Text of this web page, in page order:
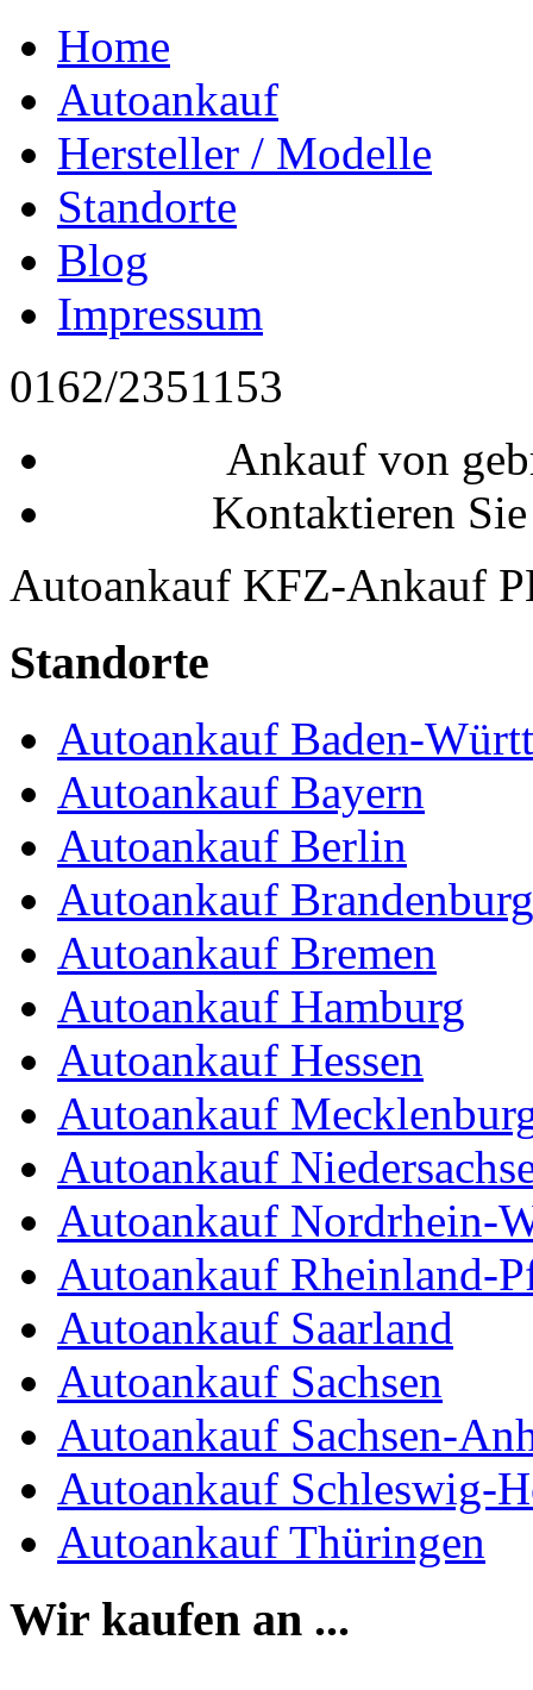
Home
Autoankauf
Hersteller / Modelle
Standorte
Blog
Impressum
0162/2351153
Ankauf von
Kontaktieren
Autoankauf KFZ-Ankauf
Standorte
Autoankauf Baden-
Autoankauf Bayern
Autoankauf Berlin
Autoankauf Brandenburg
Autoankauf Bremen
Autoankauf Hamburg
Autoankauf Hessen
Autoankauf
Autoankauf
Autoankauf Nordrhein-
Autoankauf Rheinland-
Autoankauf Saarland
Autoankauf Sachsen
Autoankauf Sachsen-
Autoankauf Schleswig-
Autoankauf Thüringen
Wir kaufen an ...